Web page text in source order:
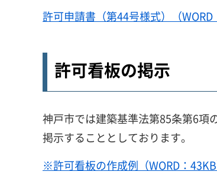
許可申請書（第44号様式）（WORD
許可看板の掲示
神戸市では建築基準法第85条第6項
掲示することとしております。
※許可看板の作成例（WORD：43KB